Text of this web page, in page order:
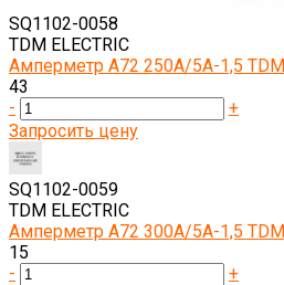
SQ1102-0058
TDM ELECTRIC
Амперметр А72 250А/5А-1,5 TDM
43
-
+
Запросить цену
SQ1102-0059
TDM ELECTRIC
Амперметр А72 300А/5А-1,5 TDM
15
-
+